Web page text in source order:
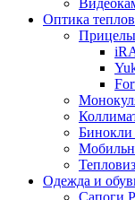
Оптика
Бинокли
Одежда и
Сапоги